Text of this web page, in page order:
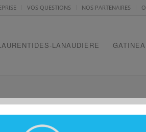
VOS QUESTIONS NOS PARTENAIRES
LANAUDIÈRE